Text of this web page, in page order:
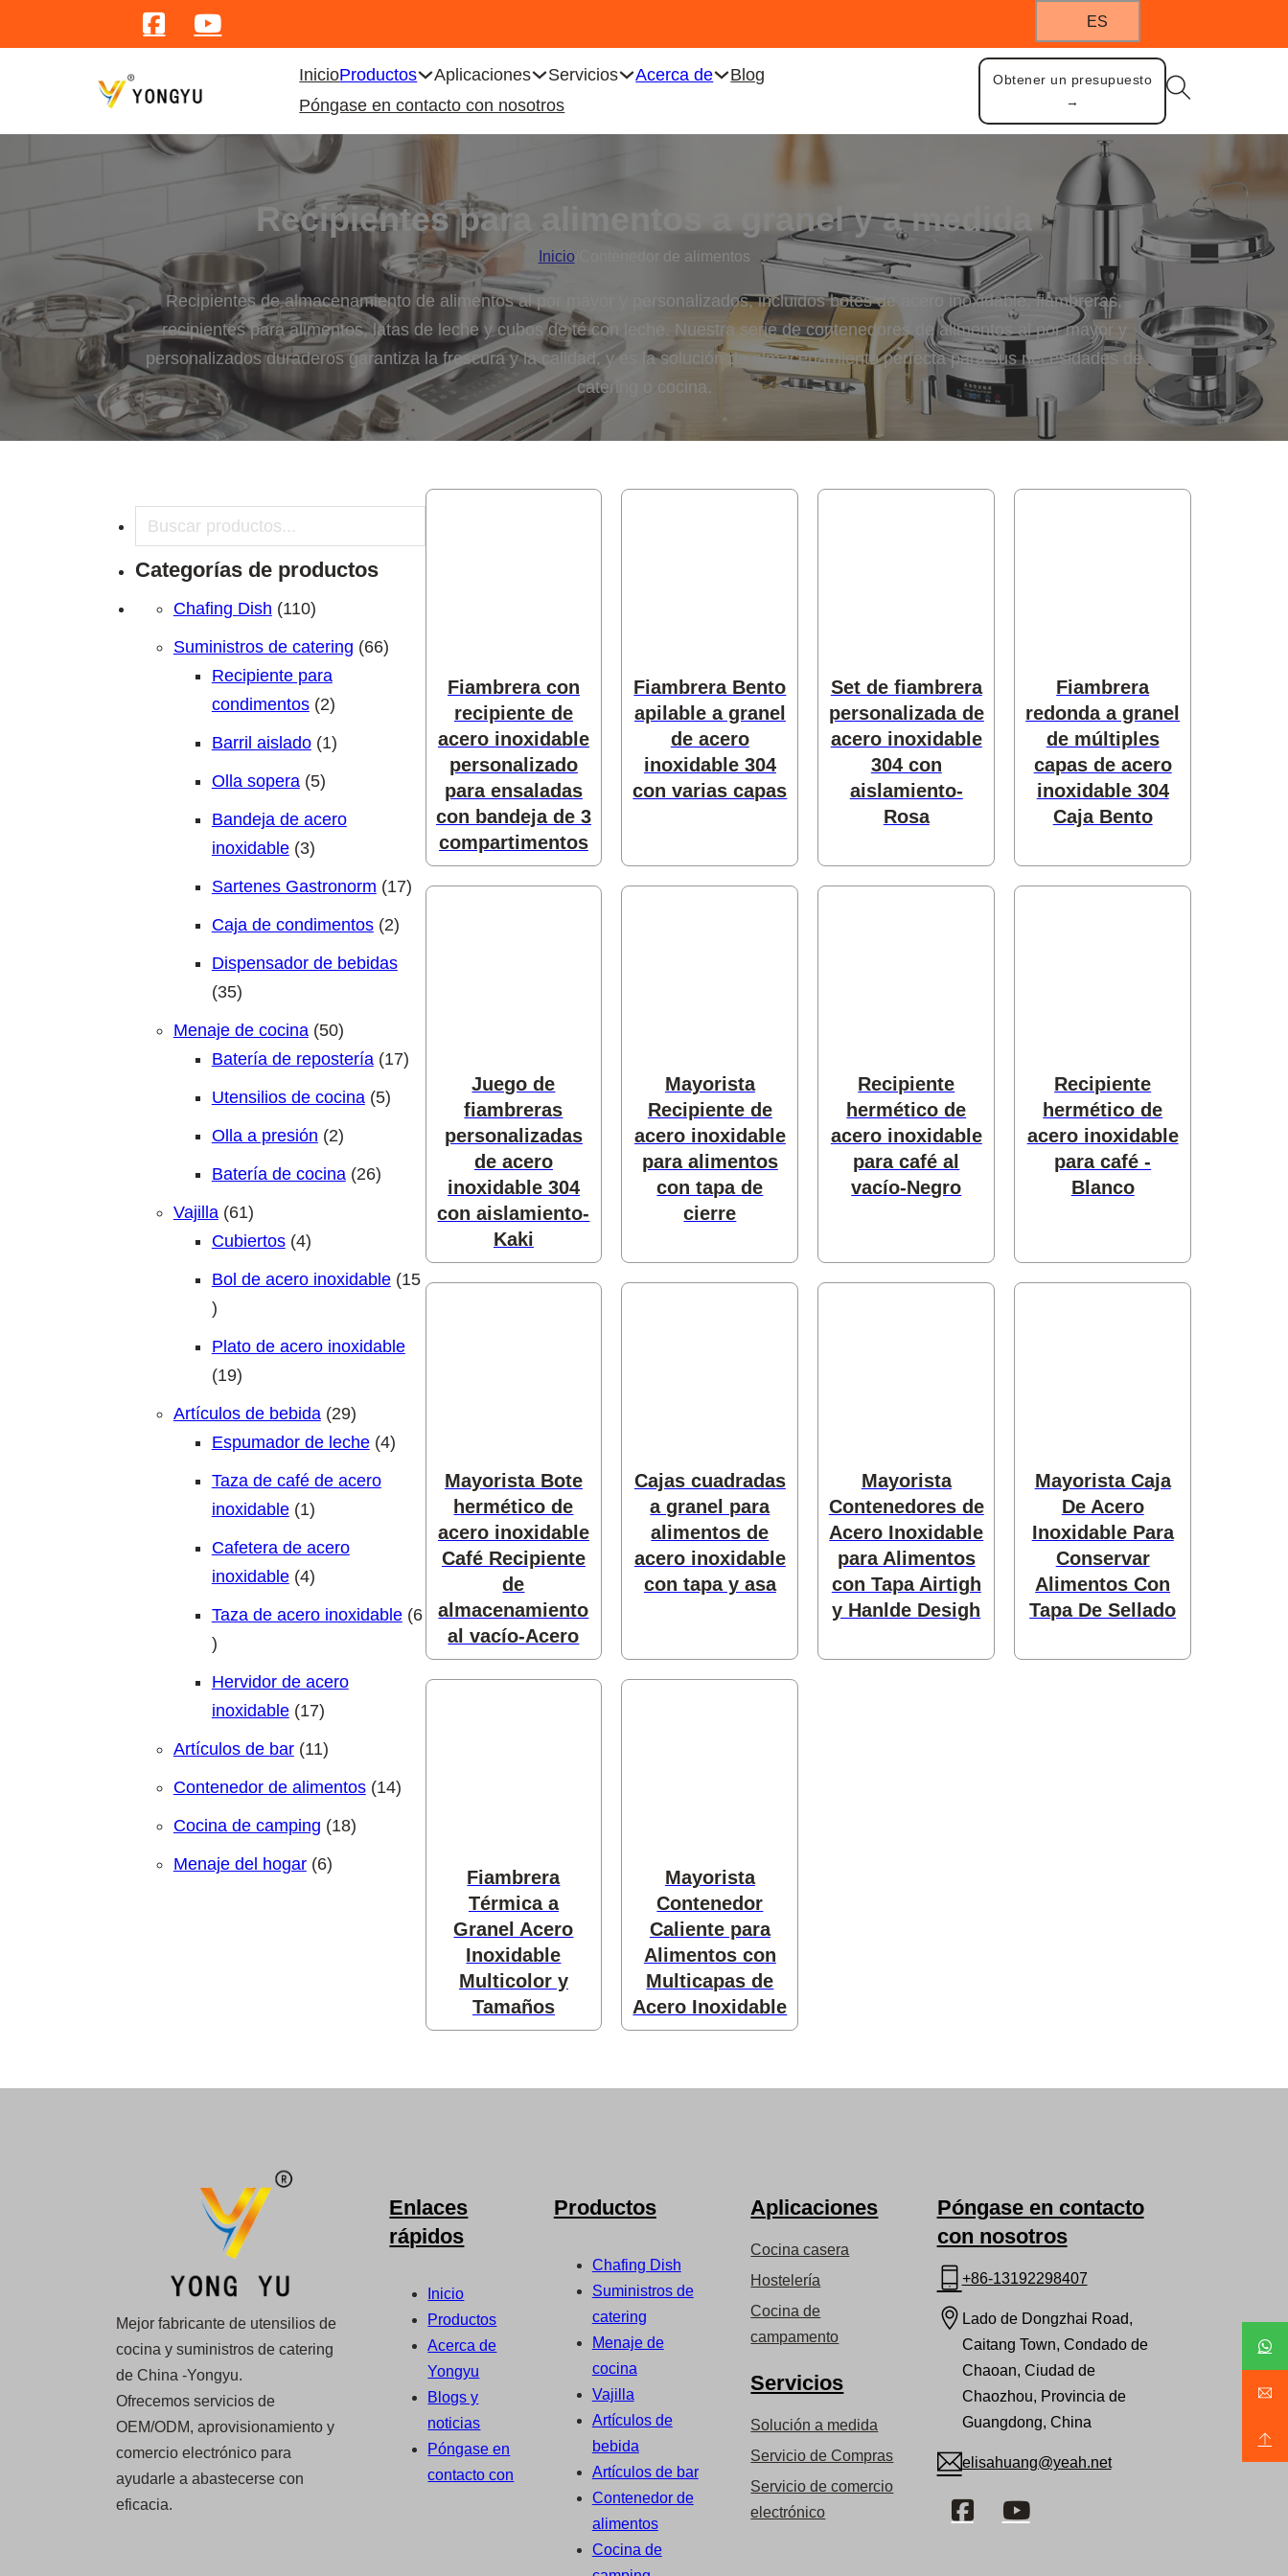
ES
InicioProductos Aplicaciones Servicios Acerca de
Blog
Póngase en contacto con nosotros
Obtener un presupuesto
→
Recipientes para alimentos a granel y a medida
Inicio Contenedor de alimentos
Recipientes de almacenamiento de alimentos al por mayor y personalizados, incluidos botes de acero inoxidable, fiambreras,
recipientes para alimentos, latas de leche y cubos de té con leche. Nuestra serie de contenedores de alimentos al por mayor y
personalizados duraderos garantiza la frescura y la calidad, y es la solución de almacenamiento perfecta para sus necesidades de
catering o cocina.
Buscar en
Categorías de productos
Chafing Dish 110110 productos
Suministros de catering 6666 productos
Recipiente para
condimentos 22 productos
Barril aislado 11 producto
Olla sopera 55 productos
Bandeja de acero
inoxidable 33 productos
Sartenes Gastronorm 1717 productos
Caja de condimentos 22 productos
Dispensador de bebidas
3535 productos
Menaje de cocina 5050 productos
Batería de repostería 1717 productos
Utensilios de cocina 55 productos
Olla a presión 22 productos
Batería de cocina 2626 productos
Vajilla 6161 productos
Cubiertos 44 productos
Bol de acero inoxidable 15
15 productos
Plato de acero inoxidable
1919 productos
Artículos de bebida 2929 productos
Espumador de leche 44 productos
Taza de café de acero
inoxidable 11 producto
Cafetera de acero
inoxidable 44 productos
Taza de acero inoxidable 6
6 productos
Hervidor de acero
inoxidable 1717 productos
Artículos de bar 1111 productos
Contenedor de alimentos 1414 productos
Cocina de camping 1818 productos
Menaje del hogar 66 productos
Fiambrera con
recipiente de
acero inoxidable
personalizado
para ensaladas
con bandeja de 3
compartimentos
Fiambrera Bento
apilable a granel
de acero
inoxidable 304
con varias capas
Set de fiambrera
personalizada de
acero inoxidable
304 con
aislamiento-
Rosa
Fiambrera
redonda a granel
de múltiples
capas de acero
inoxidable 304
Caja Bento
Juego de
fiambreras
personalizadas
de acero
inoxidable 304
con aislamiento-
Kaki
Mayorista
Recipiente de
acero inoxidable
para alimentos
con tapa de
cierre
Recipiente
hermético de
acero inoxidable
para café al
vacío-Negro
Recipiente
hermético de
acero inoxidable
para café -
Blanco
Mayorista Bote
hermético de
acero inoxidable
Café Recipiente
de
almacenamiento
al vacío-Acero
Cajas cuadradas
a granel para
alimentos de
acero inoxidable
con tapa y asa
Mayorista
Contenedores de
Acero Inoxidable
para Alimentos
con Tapa Airtigh
y Hanlde Desigh
Mayorista Caja
De Acero
Inoxidable Para
Conservar
Alimentos Con
Tapa De Sellado
Fiambrera
Térmica a
Granel Acero
Inoxidable
Multicolor y
Tamaños
Mayorista
Contenedor
Caliente para
Alimentos con
Multicapas de
Acero Inoxidable
Mejor fabricante de utensilios de
cocina y suministros de catering
de China -Yongyu.
Ofrecemos servicios de
OEM/ODM, aprovisionamiento y
comercio electrónico para
ayudarle a abastecerse con
eficacia.
Enlaces
rápidos
Inicio
Productos
Acerca de
Yongyu
Blogs y
noticias
Póngase en
contacto con
Productos
Chafing Dish
Suministros de
catering
Menaje de
cocina
Vajilla
Artículos de
bebida
Artículos de bar
Contenedor de
alimentos
Cocina de
Aplicaciones
Cocina casera
Hostelería
Cocina de
campamento
Servicios
Solución a medida
Servicio de Compras
Servicio de comercio
electrónico
Póngase en contacto
con nosotros
+86-13192298407
Lado de Dongzhai Road,
Caitang Town, Condado de
Chaoan, Ciudad de
Chaozhou, Provincia de
Guangdong, China
elisahuang@yeah.net